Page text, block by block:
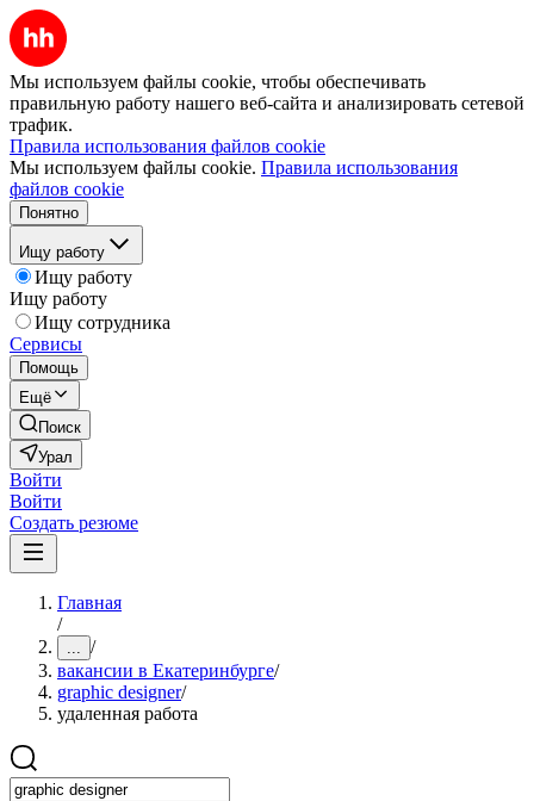
Мы используем файлы cookie, чтобы обеспечивать
правильную работу нашего веб-сайта и анализировать сетевой
трафик.
Правила использования файлов cookie
Мы используем файлы cookie. Правила использования
файлов cookie
Понятно
Ищу работу
Ищу работу
Ищу работу
Ищу сотрудника
Сервисы
Помощь
Ещё
Поиск
Урал
Войти
Войти
Создать резюме
Главная
/
... /
вакансии в Екатеринбурге/
graphic designer/
удаленная работа